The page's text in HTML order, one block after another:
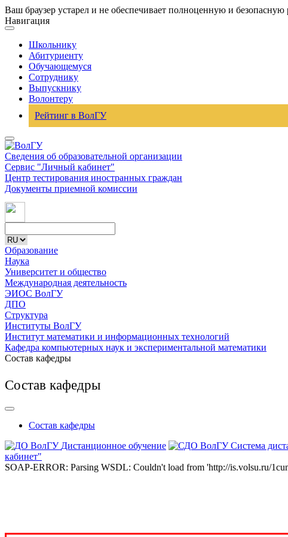
Ваш браузер устарел и не обеспечивает полноценную и
Навигация
Школьнику
Абитуриенту
Обучающемуся
Сотруднику
Выпускнику
Волонтеру
Рейтинг в ВолГУ
Сведения об образовательной организации
Сервис "Личный кабинет"
Центр тестирования иностранных граждан
Документы приемной комиссии
Образование
Наука
Университет и общество
Международная деятельность
ЭИОС ВолГУ
ДПО
Структура
Институты ВолГУ
Институт математики и информационных технологий
Кафедра компьютерных наук и экспериментальной математики
Состав кафедры
Состав кафедры
Состав кафедры
Дистанционное обучение
Система
кабинет"
SOAP-ERROR: Parsing WSDL: Couldn't load from 'http://is.volsu.ru/